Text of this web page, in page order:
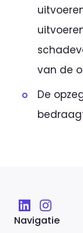
van de
De
Navigatie